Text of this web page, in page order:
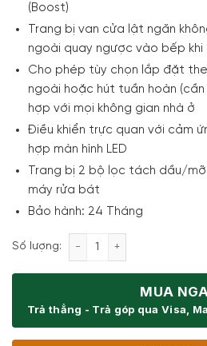
(Boost)
Trang bị van cửa lật ngăn
ngoài quay ngược vào bếp
Cho phép tùy chọn lắp đặt
ngoài hoặc hút tuần hoàn (cần
hợp với mọi không gian nhà ở
Điều khiển trực quan với cảm
hợp màn hình LED
Trang bị 2 bộ lọc tách dầu/
máy rửa bát
Bảo hành: 24 Tháng
Số lượng: Máy hút mùi áp tường
MUA
Trả thẳng - Trả góp qua Visa,